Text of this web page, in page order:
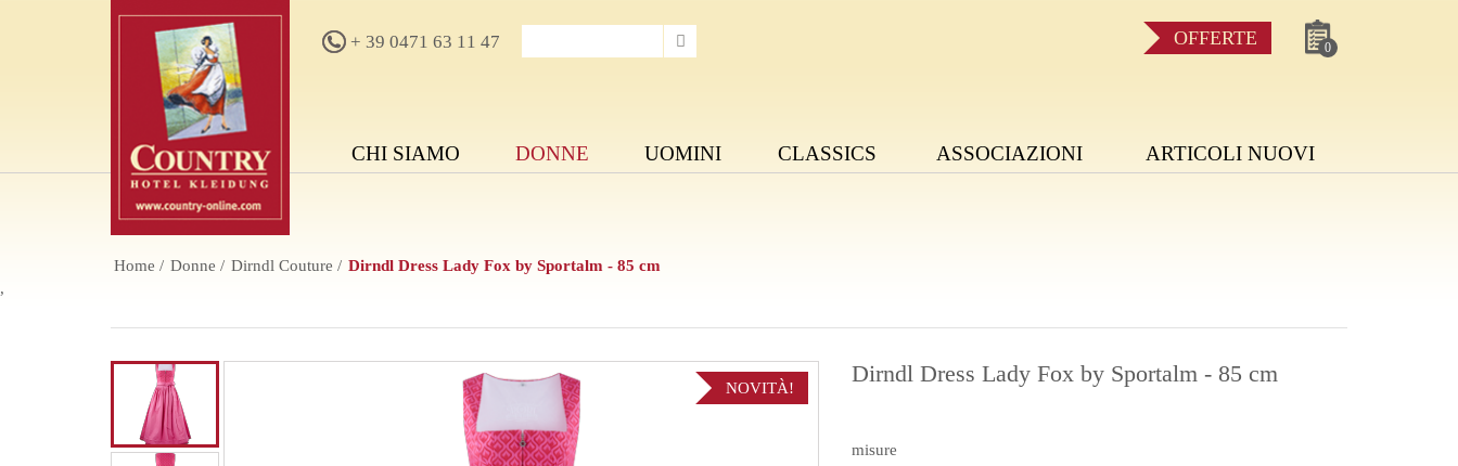
+ 39 0471 63 11 47 OFFERTE 0
CHI SIAMO DONNE UOMINI CLASSICS ASSOCIAZIONI ARTICOLI NUOVI
Home Donne Dirndl Couture
Dirndl Dress Lady Fox by Sportalm - 85 cm
,
NOVITÀ!
Dirndl Dress Lady Fox by Sportalm - 85 cm
misure